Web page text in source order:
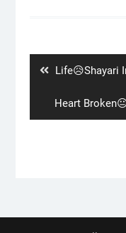
Previous
Life😥Shayari
Next
post:
Heart